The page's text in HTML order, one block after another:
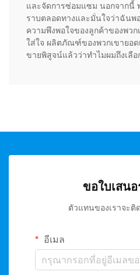
และจัดการซ่อมแซม นอกจากนี้
ราบตลอดทางและมั่นใจว่าฉัน
ความพึงพอใจของลูกค้าของพว
ใส่ใจ ผลิตภัณฑ์ของพวกเขายอด
ขายพิสูจน์แล้วว่าทำไมผมถึงเลื
ขอใบเสน
ตัวแทนของเราจะ
อีเมล